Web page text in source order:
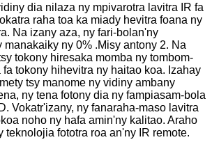
dia nilaza ny mpivarotra lavitra IR fa
raha toa ka miady hevitra foana ny
Na izany aza, ny fari-bolan'ny
manakaiky ny 0% .Misy antony 2. Na
tokony hiresaka momba ny tombom-
fa tokony hihevitra ny haitao koa. Izahay
tsy manome ny vidiny ambany
ny tena fotony dia ny fampiasam-bola
Vokatr'izany, ny fanaraha-maso lavitra
noho ny hafa amin'ny kalitao. Araho
teknolojia fototra roa an'ny IR remote.